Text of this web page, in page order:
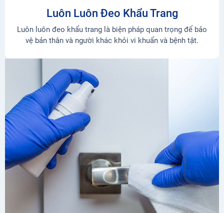
Luôn Luôn Đeo Khẩu Trang
Luôn luôn đeo khẩu trang là biện pháp quan trọng để bảo
vệ bản thân và người khác khỏi vi khuẩn và bệnh tật.